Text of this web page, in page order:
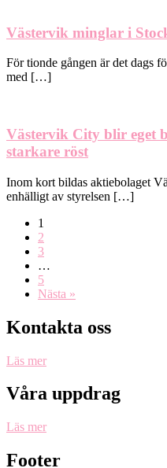
Västervik minglar i
För tionde gången är det dags
med […]
Västervik City blir eget
starkare röst
Inom kort bildas aktiebolaget
enhälligt av styrelsen […]
1
2
3
…
5
Nästa »
Kontakta oss
Läs mer
Våra uppdrag
Läs mer
Footer